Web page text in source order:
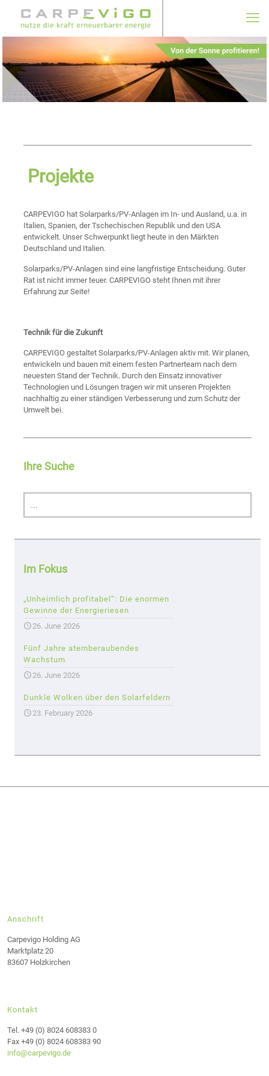
Projekte
CARPEVIGO hat Solarparks/PV-Anlagen im In- und Ausland, u.a. in
Italien, Spanien, der Tschechischen Republik und den USA
entwickelt. Unser Schwerpunkt liegt heute in den Märkten
Deutschland und Italien.
Solarparks/PV-Anlagen sind eine langfristige Entscheidung. Guter
Rat ist nicht immer teuer. CARPEVIGO steht Ihnen mit ihrer
Erfahrung zur Seite!
Technik für die Zukunft
CARPEVIGO gestaltet Solarparks/PV-Anlagen aktiv mit. Wir planen,
entwickeln und bauen mit einem festen Partnerteam nach dem
neuesten Stand der Technik. Durch den Einsatz innovativer
Technologien und Lösungen tragen wir mit unseren Projekten
nachhaltig zu einer ständigen Verbesserung und zum Schutz der
Umwelt bei.
Ihre Suche
Im Fokus
„Unheimlich profitabel“: Die enormen
Gewinne der Energieriesen
26. June 2026
Fünf Jahre atemberaubendes
Wachstum
26. June 2026
Dunkle Wolken über den Solarfeldern
23. February 2026
Anschrift
Carpevigo Holding AG
Marktplatz 20
83607 Holzkirchen
Kontakt
Tel. +49 (0) 8024 608383 0
Fax +49 (0) 8024 608383 90
info@carpevigo.de